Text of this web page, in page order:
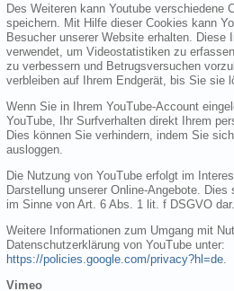
Des Weiteren kann Youtube verschiedene
speichern. Mit Hilfe dieser Cookies kann
Besucher unserer Website erhalten. Diese
verwendet, um Videostatistiken zu
zu verbessern und Betrugsversuchen
verbleiben auf Ihrem Endgerät, bis Sie sie
Wenn Sie in Ihrem YouTube-Account
YouTube, Ihr Surfverhalten direkt Ihrem
Dies können Sie verhindern, indem Sie
ausloggen.
Die Nutzung von YouTube erfolgt im
Darstellung unserer Online-Angebote.
im Sinne von Art. 6 Abs. 1 lit. f DSGVO dar.
Weitere Informationen zum Umgang mit
Datenschutzerklärung von YouTube unter:
https://policies.google.com/privacy?hl=de
Vimeo